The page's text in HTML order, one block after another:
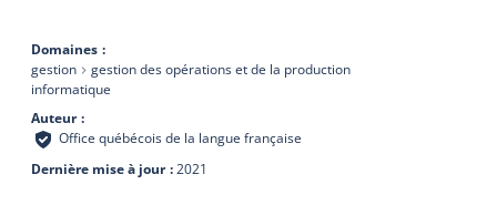
Domaines
gestion
gestion des opérations et de la production
informatique
Auteur
Office québécois de la langue française
Dernière mise à jour 2021